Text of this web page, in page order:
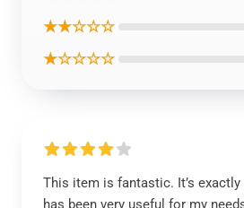
★★☆☆☆
★☆☆☆☆
This item is fantastic. It’s exactly
has been very useful for my